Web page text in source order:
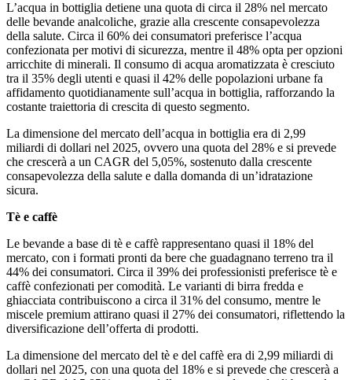
L’acqua in bottiglia detiene una quota di circa il 28% nel mercato
delle bevande analcoliche, grazie alla crescente consapevolezza
della salute. Circa il 60% dei consumatori preferisce l’acqua
confezionata per motivi di sicurezza, mentre il 48% opta per opzioni
arricchite di minerali. Il consumo di acqua aromatizzata è cresciuto
tra il 35% degli utenti e quasi il 42% delle popolazioni urbane fa
affidamento quotidianamente sull’acqua in bottiglia, rafforzando la
costante traiettoria di crescita di questo segmento.
La dimensione del mercato dell’acqua in bottiglia era di 2,99
miliardi di dollari nel 2025, ovvero una quota del 28% e si prevede
che crescerà a un CAGR del 5,05%, sostenuto dalla crescente
consapevolezza della salute e dalla domanda di un’idratazione
sicura.
Tè e caffè
Le bevande a base di tè e caffè rappresentano quasi il 18% del
mercato, con i formati pronti da bere che guadagnano terreno tra il
44% dei consumatori. Circa il 39% dei professionisti preferisce tè e
caffè confezionati per comodità. Le varianti di birra fredda e
ghiacciata contribuiscono a circa il 31% del consumo, mentre le
miscele premium attirano quasi il 27% dei consumatori, riflettendo la
diversificazione dell’offerta di prodotti.
La dimensione del mercato del tè e del caffè era di 2,99 miliardi di
dollari nel 2025, con una quota del 18% e si prevede che crescerà a